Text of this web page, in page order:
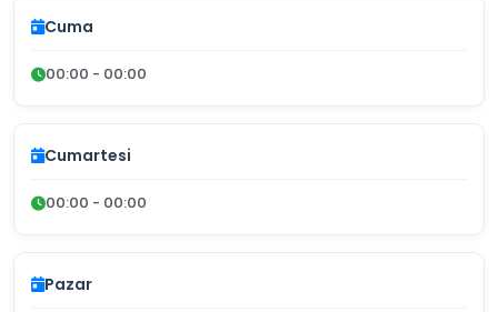
Cuma
00:00 - 00:00
Cumartesi
00:00 - 00:00
Pazar